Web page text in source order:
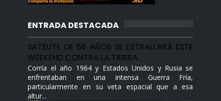
ENTRADA DESTACADA
SATÉLITE DE 56 AÑOS SE ESTRALLARÀ ESTE
WEEKEND CONTRA LA TIERRA
Corría el año 1964 y Estados Unidos y Rusia se
enfrentaban en una intensa Guerra Fría,
particularmente en su veta espacial que a esa
altur...